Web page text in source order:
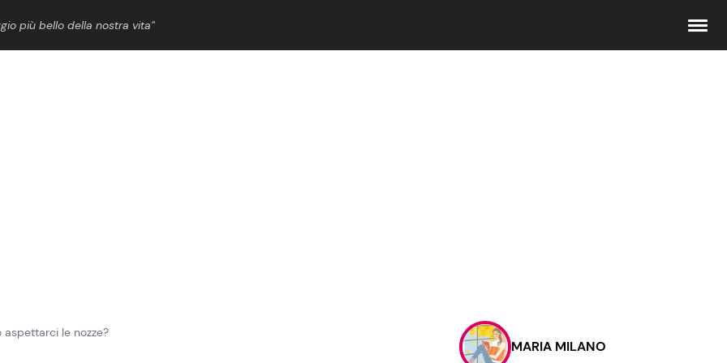
più bello della nostra vita”
Contattaci
Pubblicità
aspettarci le nozze?
MARIA MILANO